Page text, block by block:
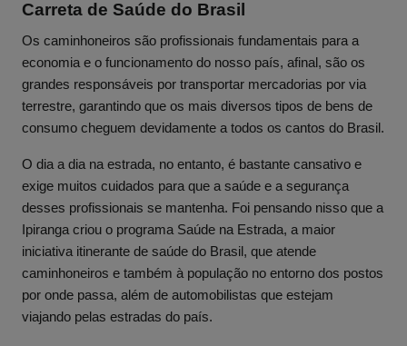
Carreta de Saúde do Brasil
Os caminhoneiros são profissionais fundamentais para a
economia e o funcionamento do nosso país, afinal, são os
grandes responsáveis por transportar mercadorias por via
terrestre, garantindo que os mais diversos tipos de bens de
consumo cheguem devidamente a todos os cantos do Brasil.
O dia a dia na estrada, no entanto, é bastante cansativo e
exige muitos cuidados para que a saúde e a segurança
desses profissionais se mantenha. Foi pensando nisso que a
Ipiranga criou o programa Saúde na Estrada, a maior
iniciativa itinerante de saúde do Brasil, que atende
caminhoneiros e também à população no entorno dos postos
por onde passa, além de automobilistas que estejam
viajando pelas estradas do país.